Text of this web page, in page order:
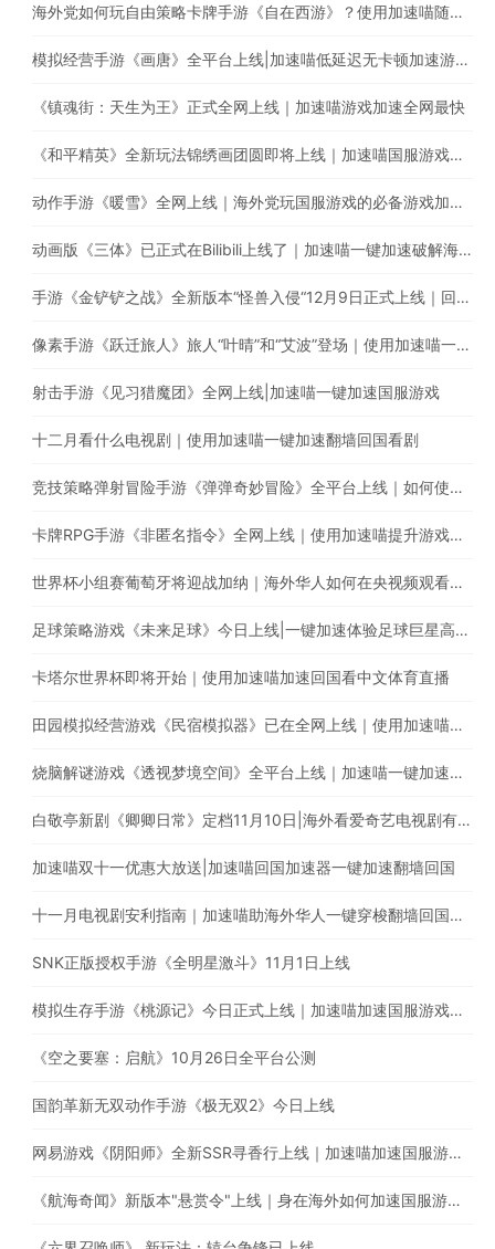
海外党如何玩自由策略卡牌手游《自在西游》？使用加速喵随时随地畅享游戏加速
模拟经营手游《画唐》全平台上线|加速喵低延迟无卡顿加速游戏全网最快
《镇魂街：天生为王》正式全网上线｜加速喵游戏加速全网最快
《和平精英》全新玩法锦绣画团圆即将上线｜加速喵国服游戏超快加速
动作手游《暖雪》全网上线｜海外党玩国服游戏的必备游戏加速器
动画版《三体》已正式在Bilibili上线了｜加速喵一键加速破解海外地区限制
手游《金铲铲之战》全新版本“怪兽入侵“12月9日正式上线｜回国游戏加速器的最佳选择
像素手游《跃迁旅人》旅人“叶晴”和“艾波”登场｜使用加速喵一键加速国服游戏低延迟无卡顿
射击手游《见习猎魔团》全网上线|加速喵一键加速国服游戏
十二月看什么电视剧｜使用加速喵一键加速翻墙回国看剧
竞技策略弹射冒险手游《弹弹奇妙冒险》全平台上线｜如何使用加速喵玩国服手游
卡牌RPG手游《非匿名指令》全网上线｜使用加速喵提升游戏体验
世界杯小组赛葡萄牙将迎战加纳｜海外华人如何在央视频观看C罗首秀直播？
足球策略游戏《未来足球》今日上线|一键加速体验足球巨星高能瞬间
卡塔尔世界杯即将开始｜使用加速喵加速回国看中文体育直播
田园模拟经营游戏《民宿模拟器》已在全网上线｜使用加速喵一键加速国服手游
烧脑解谜游戏《透视梦境空间》全平台上线｜加速喵一键加速国服游戏
白敬亭新剧《卿卿日常》定档11月10日|海外看爱奇艺电视剧有地区限制怎么办?
加速喵双十一优惠大放送|加速喵回国加速器一键加速翻墙回国
十一月电视剧安利指南｜加速喵助海外华人一键穿梭翻墙回国追剧
SNK正版授权手游《全明星激斗》11月1日上线
模拟生存手游《桃源记》今日正式上线｜加速喵加速国服游戏全网最快
《空之要塞：启航》10月26日全平台公测
国韵革新无双动作手游《极无双2》今日上线
网易游戏《阴阳师》全新SSR寻香行上线｜加速喵加速国服游戏，全网最快！
《航海奇闻》新版本"悬赏令"上线｜身在海外如何加速国服游戏？